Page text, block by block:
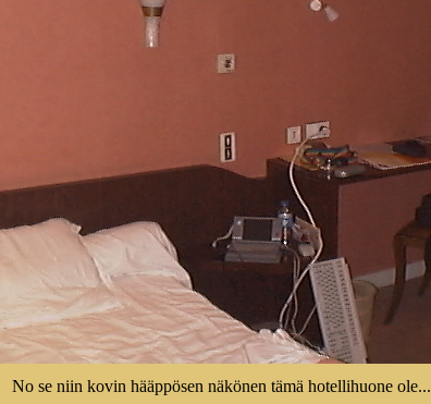
No se niin kovin hääppösen näkönen tämä hotellihuone ole...